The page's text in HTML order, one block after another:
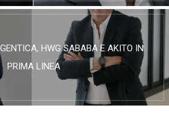
HWG SABABA E AKITO IN
PRIMA LINEA